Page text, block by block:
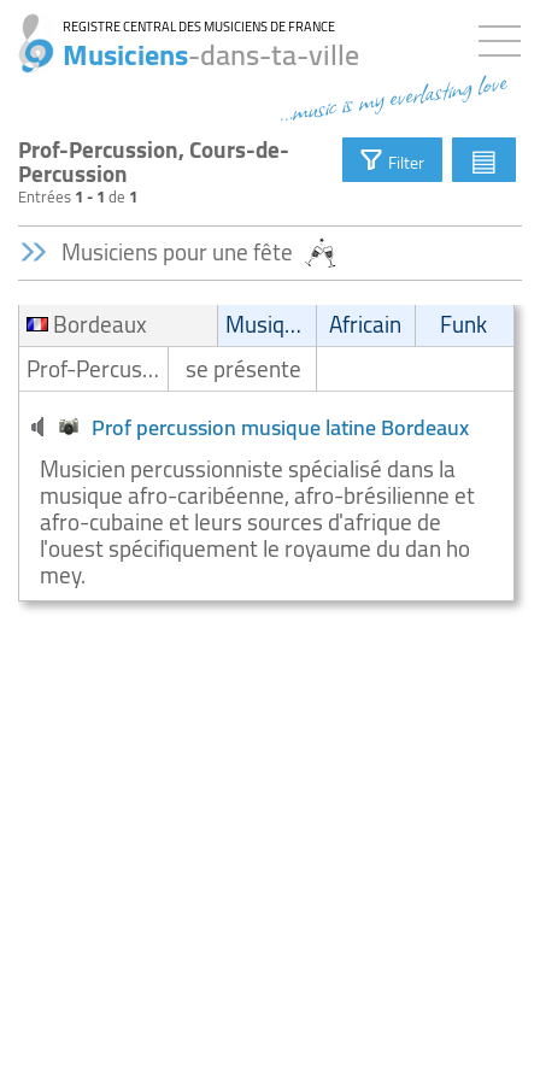
REGISTRE CENTRAL DES MUSICIENS DE FRANCE
Musiciens-dans-ta-ville
...music is my everlasting love
Prof-Percussion, Cours-de-
Percussion
Entrées1 - 1de 1
Filter ▤
Musiciens pour une fête
Bordeaux
Musique latine Africain
Funk
Prof-Percussion/Cours-de-Percussion
se présente
Prof percussion musique latine Bordeaux
Musicien percussionniste spécialisé dans la
musique afro-caribéenne, afro-brésilienne et
afro-cubaine et leurs sources d'afrique de
l'ouest spécifiquement le royaume du dan ho
mey.